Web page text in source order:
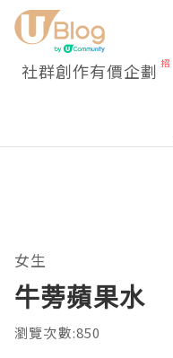
社群創作有價企劃
女生
牛蒡蘋果水
瀏覽次數:850